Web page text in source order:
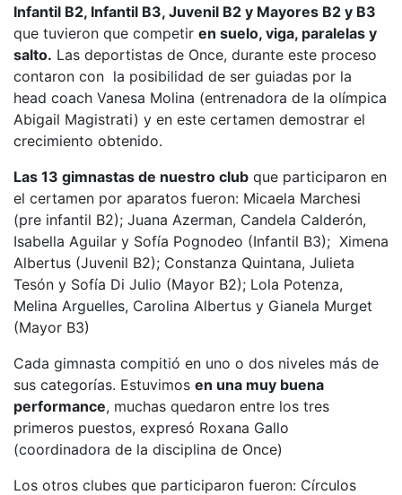
Infantil B2, Infantil B3, Juvenil B2 y Mayores B2 y B3
que tuvieron que competir en suelo, viga, paralelas y
salto. Las deportistas de Once, durante este proceso
contaron con la posibilidad de ser guiadas por la
head coach Vanesa Molina (entrenadora de la olímpica
Abigail Magistrati) y en este certamen demostrar el
crecimiento obtenido.
Las 13 gimnastas de nuestro club que participaron en
el certamen por aparatos fueron: Micaela Marchesi
(pre infantil B2); Juana Azerman, Candela Calderón,
Isabella Aguilar y Sofía Pognodeo (Infantil B3); Ximena
Albertus (Juvenil B2); Constanza Quintana, Julieta
Tesón y Sofía Di Julio (Mayor B2); Lola Potenza,
Melina Arguelles, Carolina Albertus y Gianela Murget
(Mayor B3)
Cada gimnasta compitió en uno o dos niveles más de
sus categorías. Estuvimos en una muy buena
performance, muchas quedaron entre los tres
primeros puestos, expresó Roxana Gallo
(coordinadora de la disciplina de Once)
Los otros clubes que participaron fueron: Círculos